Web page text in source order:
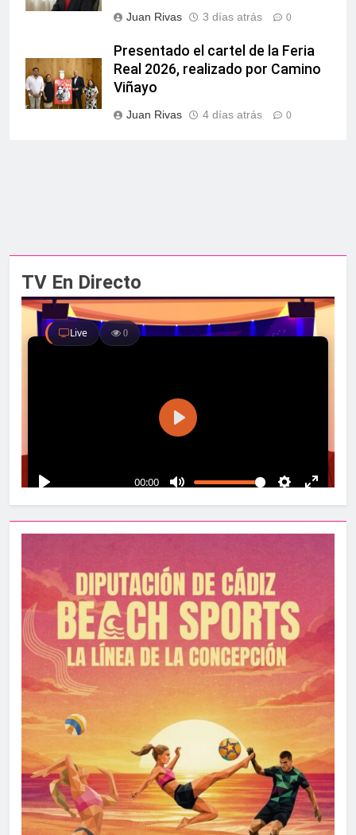
TV En Directo
Juan Rivas 3 días atrás 0
Presentado el cartel de la Feria
Real 2026, realizado por Camino
Viñayo
Juan Rivas 4 días atrás 0